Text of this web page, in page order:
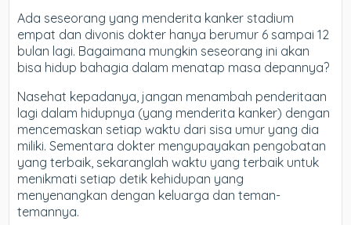
Ada seseorang yang menderita kanker stadium
empat dan divonis dokter hanya berumur 6 sampai 12
bulan lagi. Bagaimana mungkin seseorang ini akan
bisa hidup bahagia dalam menatap masa depannya?
Nasehat kepadanya, jangan menambah penderitaan
lagi dalam hidupnya (yang menderita kanker) dengan
mencemaskan setiap waktu dari sisa umur yang dia
miliki. Sementara dokter mengupayakan pengobatan
yang terbaik, sekaranglah waktu yang terbaik untuk
menikmati setiap detik kehidupan yang
menyenangkan dengan keluarga dan teman-
temannya.